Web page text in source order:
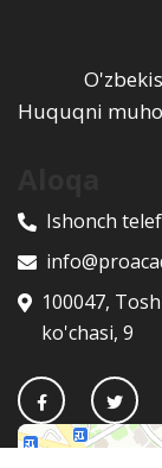
Huquqni
Ishonch
100047,
ko'chasi, 9